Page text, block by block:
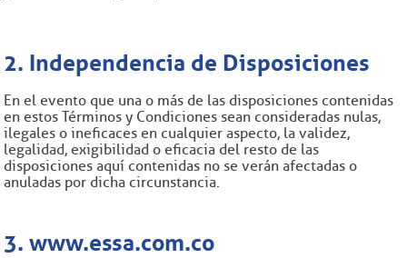
2. Independencia de Disposiciones
En el evento que una o más de las disposiciones contenidas
en estos Términos y Condiciones sean consideradas nulas,
ilegales o ineficaces en cualquier aspecto, la validez,
legalidad, exigibilidad o eficacia del resto de las
disposiciones aquí contenidas no se verán afectadas o
anuladas por dicha circunstancia.
3. www.essa.com.co